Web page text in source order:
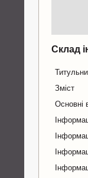
Склад
Зміст
Основні